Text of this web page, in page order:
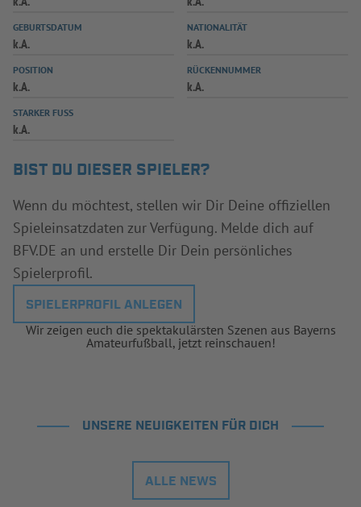
SPIELPLUS
GEBURTSDATUM
k.A.
NATIONALITÄT
k.A.
POSITION
k.A.
RÜCKENNUMMER
k.A.
STARKER FUSS
k.A.
BIST DU DIESER SPIELER?
Wenn du möchtest, stellen wir Dir Deine offiziellen
Spieleinsatzdaten zur Verfügung. Melde dich auf
BFV.DE an und erstelle Dir Dein persönliches
Spielerprofil.
SPIELERPROFIL ANLEGEN
Wir zeigen euch die spektakulärsten Szenen aus Bayerns
Amateurfußball, jetzt reinschauen!
UNSERE NEUIGKEITEN FÜR DICH
ALLE NEWS